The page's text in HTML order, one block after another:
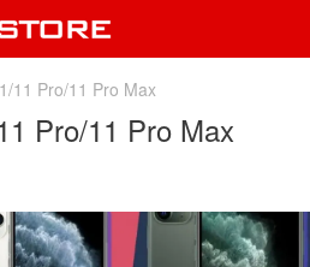
11 Pro/11 Pro Max
Pro/11 Pro Max